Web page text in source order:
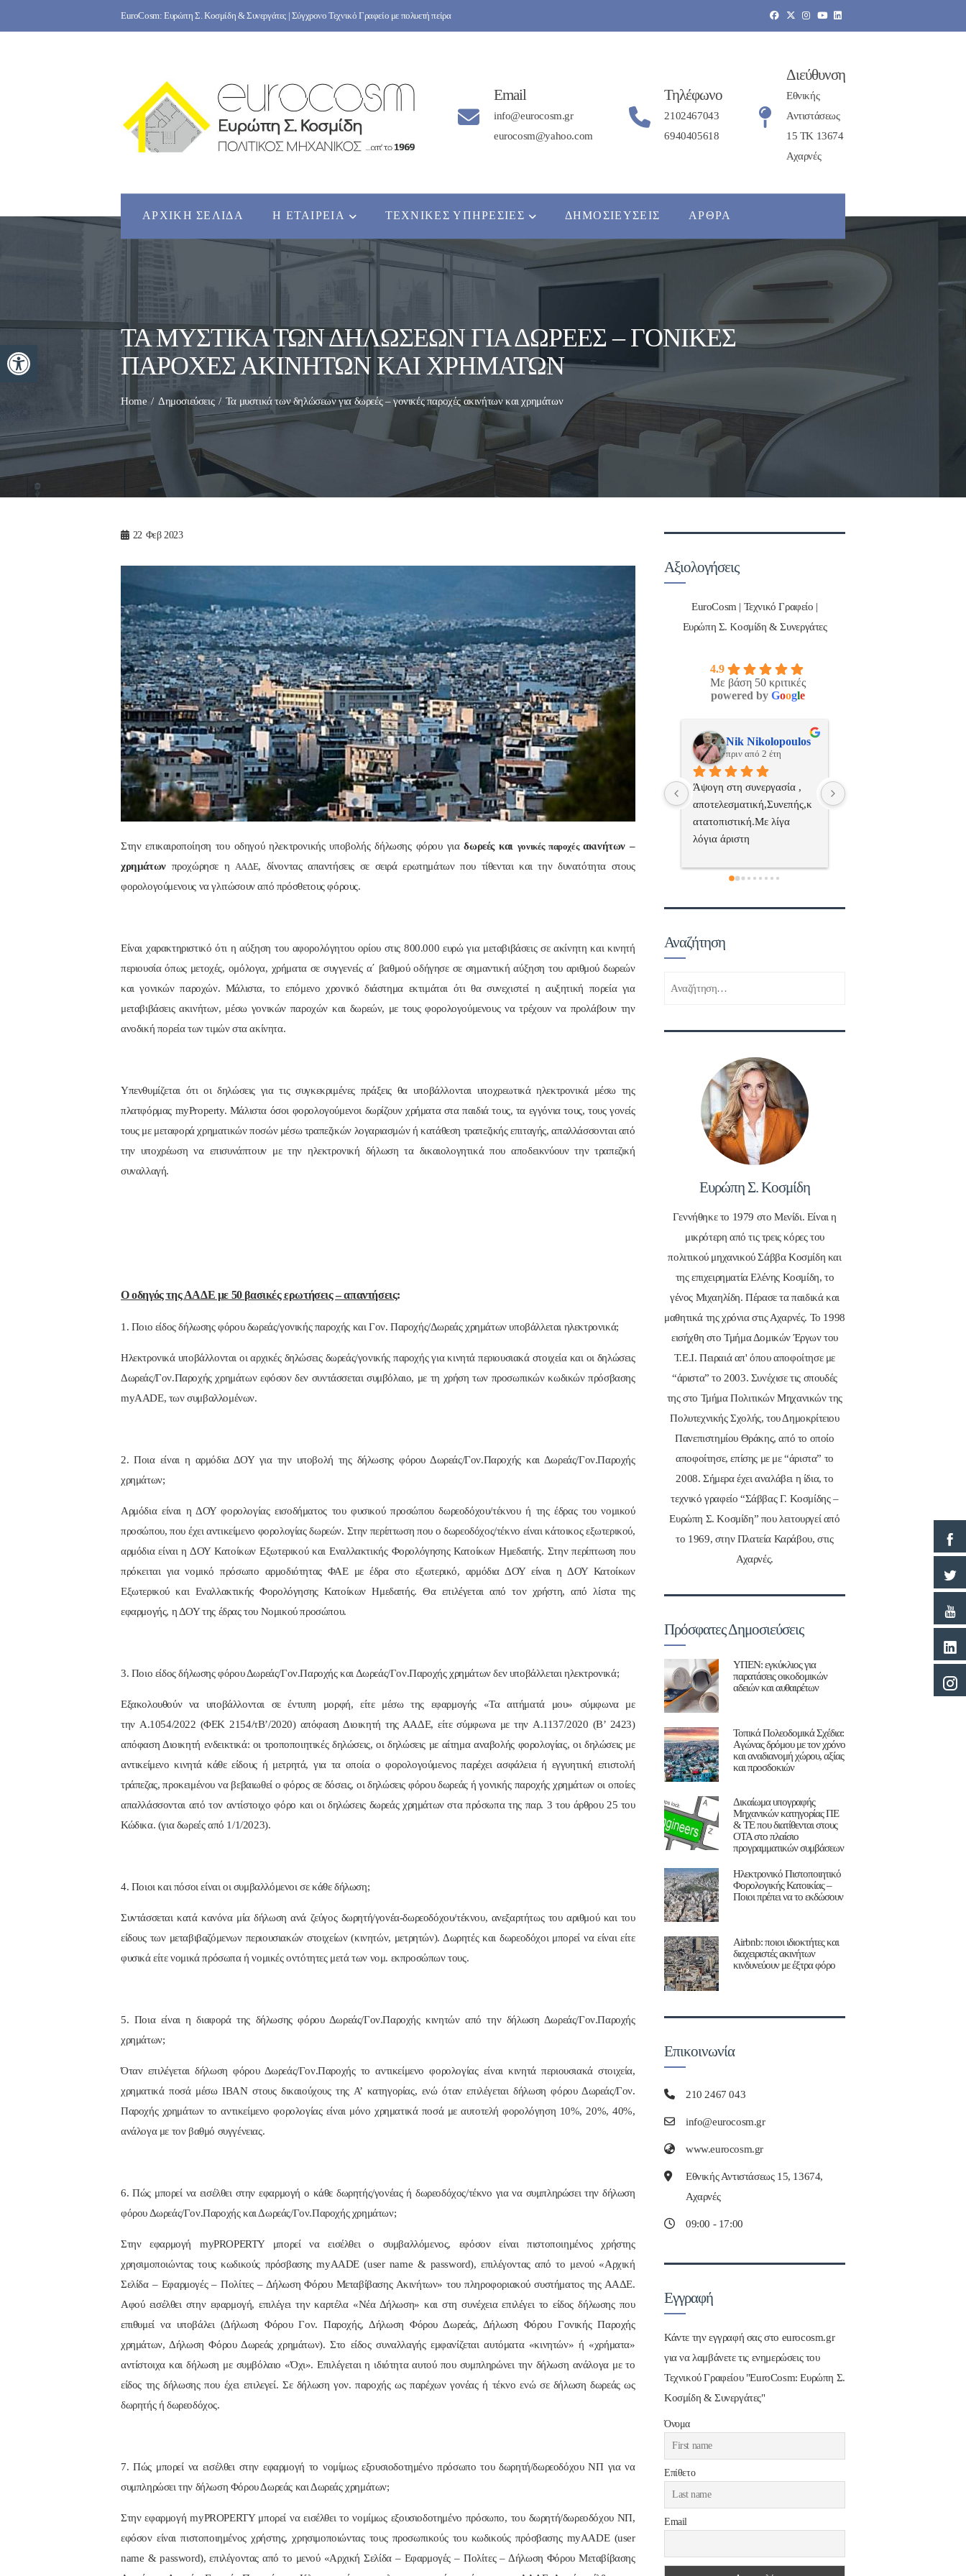
Ανοίξτε τη γραμμή εργαλείων
to
EuroCosm: Ευρώπη Σ. Κοσμίδη & Συνεργάτες | Σύγχρονο Τεχνικό Γραφείο με πολυετή πείρα
Email
info@eurocosm.gr
eurocosm@yahoo.com
Τηλέφωνο
2102467043
6940405618
Διεύθυνση
Εθνικής
Αντιστάσεως
15 ΤΚ 13674
Αχαρνές
ΑΡΧΙΚΉ ΣΕΛΊΔΑ Η ΕΤΑΙΡΕΊΑ ΤΕΧΝΙΚΈΣ ΥΠΗΡΕΣΊΕΣ ΔΗΜΟΣΙΕΎΣΕΙΣ ΆΡΘΡΑ
ΤΑ ΜΥΣΤΙΚΆ ΤΩΝ ΔΗΛΏΣΕΩΝ ΓΙΑ ΔΩΡΕΈΣ – ΓΟΝΙΚΈΣ
ΠΑΡΟΧΈΣ ΑΚΙΝΉΤΩΝ ΚΑΙ ΧΡΗΜΆΤΩΝ
Home Δημοσιεύσεις Τα μυστικά των δηλώσεων για δωρεές – γονικές παροχές ακινήτων και χρημάτων
22 Φεβ 2023
Στην επικαιροποίηση του οδηγού ηλεκτρονικής υποβολής δήλωσης φόρου γιαδωρεές και γονικές παροχέςακινήτων –
χρημάτωνπροχώρησε η ΑΑΔΕ, δίνοντας απαντήσεις σε σειρά ερωτημάτων που τίθενται και την δυνατότητα στους
φορολογούμενους να γλιτώσουν από πρόσθετους φόρους.
Είναι χαρακτηριστικό ότι η αύξηση του αφορολόγητου ορίου στις 800.000 ευρώ για μεταβιβάσεις σε ακίνητη και κινητή
περιουσία όπως μετοχές, ομόλογα, χρήματα σε συγγενείς α΄ βαθμού οδήγησε σε σημαντική αύξηση του αριθμού δωρεών
και γονικών παροχών. Μάλιστα, το επόμενο χρονικό διάστημα εκτιμάται ότι θα συνεχιστεί η αυξητική πορεία για
μεταβιβάσεις ακινήτων, μέσω γονικών παροχών και δωρεών, με τους φορολογούμενους να τρέχουν να προλάβουν την
ανοδική πορεία των τιμών στα ακίνητα.
Υπενθυμίζεται ότι οι δηλώσεις για τις συγκεκριμένες πράξεις θα υποβάλλονται υποχρεωτικά ηλεκτρονικά μέσω της
πλατφόρμας myProperty. Μάλιστα όσοι φορολογούμενοι δωρίζουν χρήματα στα παιδιά τους, τα εγγόνια τους, τους γονείς
τους με μεταφορά χρηματικών ποσών μέσω τραπεζικών λογαριασμών ή κατάθεση τραπεζικής επιταγής, απαλλάσσονται από
την υποχρέωση να επισυνάπτουν με την ηλεκτρονική δήλωση τα δικαιολογητικά που αποδεικνύουν την τραπεζική
συναλλαγή.
Ο οδηγός της ΑΑΔΕ με 50 βασικές ερωτήσεις – απαντήσεις:
1. Ποιο είδος δήλωσης φόρου δωρεάς/γονικής παροχής και Γον. Παροχής/Δωρεάς χρημάτων υποβάλλεται ηλεκτρονικά;
Ηλεκτρονικά υποβάλλονται οι αρχικές δηλώσεις δωρεάς/γονικής παροχής για κινητά περιουσιακά στοιχεία και οι δηλώσεις
Δωρεάς/Γον.Παροχής χρημάτων εφόσον δεν συντάσσεται συμβόλαιο, με τη χρήση των προσωπικών κωδικών πρόσβασης
myAADE, των συμβαλλομένων.
2. Ποια είναι η αρμόδια ΔΟΥ για την υποβολή της δήλωσης φόρου Δωρεάς/Γον.Παροχής και Δωρεάς/Γον.Παροχής
χρημάτων;
Αρμόδια είναι η ΔΟΥ φορολογίας εισοδήματος του φυσικού προσώπου δωρεοδόχου/τέκνου ή της έδρας του νομικού
προσώπου, που έχει αντικείμενο φορολογίας δωρεών. Στην περίπτωση που ο δωρεοδόχος/τέκνο είναι κάτοικος εξωτερικού,
αρμόδια είναι η ΔΟΥ Κατοίκων Εξωτερικού και Εναλλακτικής Φορολόγησης Κατοίκων Ημεδαπής. Στην περίπτωση που
πρόκειται για νομικό πρόσωπο αρμοδιότητας ΦΑΕ με έδρα στο εξωτερικό, αρμόδια ΔΟΥ είναι η ΔΟΥ Κατοίκων
Εξωτερικού και Εναλλακτικής Φορολόγησης Κατοίκων Ημεδαπής. Θα επιλέγεται από τον χρήστη, από λίστα της
εφαρμογής, η ΔΟΥ της έδρας του Νομικού προσώπου.
3. Ποιο είδος δήλωσης φόρου Δωρεάς/Γον.Παροχής και Δωρεάς/Γον.Παροχής χρημάτων δεν υποβάλλεται ηλεκτρονικά;
Εξακολουθούν να υποβάλλονται σε έντυπη μορφή, είτε μέσω της εφαρμογής «Τα αιτήματά μου» σύμφωνα με
την Α.1054/2022 (ΦΕΚ 2154/τΒ’/2020) απόφαση Διοικητή της ΑΑΔΕ, είτε σύμφωνα με την Α.1137/2020 (B’ 2423)
απόφαση Διοικητή ενδεικτικά: οι τροποποιητικές δηλώσεις, οι δηλώσεις με αίτημα αναβολής φορολογίας, οι δηλώσεις με
αντικείμενο κινητά κάθε είδους ή μετρητά, για τα οποία ο φορολογούμενος παρέχει ασφάλεια ή εγγυητική επιστολή
τράπεζας, προκειμένου να βεβαιωθεί ο φόρος σε δόσεις, οι δηλώσεις φόρου δωρεάς ή γονικής παροχής χρημάτων οι οποίες
απαλλάσσονται από τον αντίστοιχο φόρο και οι δηλώσεις δωρεάς χρημάτων στα πρόσωπα της παρ. 3 του άρθρου 25 του
Κώδικα. (για δωρεές από 1/1/2023).
4. Ποιοι και πόσοι είναι οι συμβαλλόμενοι σε κάθε δήλωση;
Συντάσσεται κατά κανόνα μία δήλωση ανά ζεύγος δωρητή/γονέα-δωρεοδόχου/τέκνου, ανεξαρτήτως του αριθμού και του
είδους των μεταβιβαζόμενων περιουσιακών στοιχείων (κινητών, μετρητών). Δωρητές και δωρεοδόχοι μπορεί να είναι είτε
φυσικά είτε νομικά πρόσωπα ή νομικές οντότητες μετά των νομ. εκπροσώπων τους.
5. Ποια είναι η διαφορά της δήλωσης φόρου Δωρεάς/Γον.Παροχής κινητών από την δήλωση Δωρεάς/Γον.Παροχής
χρημάτων;
Όταν επιλέγεται δήλωση φόρου Δωρεάς/Γον.Παροχής το αντικείμενο φορολογίας είναι κινητά περιουσιακά στοιχεία,
χρηματικά ποσά μέσω ΙΒΑΝ στους δικαιούχους της Α’ κατηγορίας, ενώ όταν επιλέγεται δήλωση φόρου Δωρεάς/Γον.
Παροχής χρημάτων το αντικείμενο φορολογίας είναι μόνο χρηματικά ποσά με αυτοτελή φορολόγηση 10%, 20%, 40%,
ανάλογα με τον βαθμό συγγένειας.
6. Πώς μπορεί να εισέλθει στην εφαρμογή ο κάθε δωρητής/γονέας ή δωρεοδόχος/τέκνο για να συμπληρώσει την δήλωση
φόρου Δωρεάς/Γον.Παροχής και Δωρεάς/Γον.Παροχής χρημάτων;
Στην εφαρμογή myPROPERTY μπορεί να εισέλθει ο συμβαλλόμενος, εφόσον είναι πιστοποιημένος χρήστης
χρησιμοποιώντας τους κωδικούς πρόσβασης myAADE (user name & password), επιλέγοντας από το μενού «Αρχική
Σελίδα – Εφαρμογές – Πολίτες – Δήλωση Φόρου Μεταβίβασης Ακινήτων» του πληροφοριακού συστήματος της ΑΑΔΕ.
Αφού εισέλθει στην εφαρμογή, επιλέγει την καρτέλα «Νέα Δήλωση» και στη συνέχεια επιλέγει το είδος δήλωσης που
επιθυμεί να υποβάλει (Δήλωση Φόρου Γον. Παροχής, Δήλωση Φόρου Δωρεάς, Δήλωση Φόρου Γονικής Παροχής
χρημάτων, Δήλωση Φόρου Δωρεάς χρημάτων). Στο είδος συναλλαγής εμφανίζεται αυτόματα «κινητών» ή «χρήματα»
αντίστοιχα και δήλωση με συμβόλαιο «Όχι». Επιλέγεται η ιδιότητα αυτού που συμπληρώνει την δήλωση ανάλογα με το
είδος της δήλωσης που έχει επιλεγεί. Σε δήλωση γον. παροχής ως παρέχων γονέας ή τέκνο ενώ σε δήλωση δωρεάς ως
δωρητής ή δωρεοδόχος.
7. Πώς μπορεί να εισέλθει στην εφαρμογή το νομίμως εξουσιοδοτημένο πρόσωπο του δωρητή/δωρεοδόχου ΝΠ για να
συμπληρώσει την δήλωση Φόρου Δωρεάς και Δωρεάς χρημάτων;
Στην εφαρμογή myPROPERTY μπορεί να εισέλθει το νομίμως εξουσιοδοτημένο πρόσωπο, του δωρητή/δωρεοδόχου ΝΠ,
εφόσον είναι πιστοποιημένος χρήστης, χρησιμοποιώντας τους προσωπικούς του κωδικούς πρόσβασης myAADE (user
name & password), επιλέγοντας από το μενού «Αρχική Σελίδα – Εφαρμογές – Πολίτες – Δήλωση Φόρου Μεταβίβασης
Αξιολογήσεις
EuroCosm | Τεχνικό Γραφείο |
Ευρώπη Σ. Κοσμίδη & Συνεργάτες
4.9
Με βάση 50 κριτικές
powered by Google
Nik Nikolopoulos
Άψογη στη συνεργασία ,
αποτελεσματική,Συνεπής,κ
ατατοπιστική.Με λίγα
Επαγγελματίας ,πάντα με
το χαμόγελο.Την
ΣΥΣΤΗΝΩ ανεπιφύλακτα..
ManosBX
πριν από 2 έτη
Επαγγελματίας  Άψογη
συνεργασία
Αναζήτηση
Ευρώπη Σ. Κοσμίδη
Γεννήθηκε το 1979 στο Μενίδι. Είναι η
μικρότερη από τις τρεις κόρες του
πολιτικού μηχανικού Σάββα Κοσμίδη και
της επιχειρηματία Ελένης Κοσμίδη, το
γένος Μιχαηλίδη. Πέρασε τα παιδικά και
μαθητικά της χρόνια στις Αχαρνές. Το 1998
εισήχθη στο Τμήμα Δομικών Έργων του
Τ.Ε.Ι. Πειραιά απ' όπου αποφοίτησε με
“άριστα” το 2003. Συνέχισε τις σπουδές
της στο Τμήμα Πολιτικών Μηχανικών της
Πολυτεχνικής Σχολής, του Δημοκρίτειου
Πανεπιστημίου Θράκης, από το οποίο
αποφοίτησε, επίσης με με “άριστα” το
2008. Σήμερα έχει αναλάβει η ίδια, το
τεχνικό γραφείο “Σάββας Γ. Κοσμίδης –
Ευρώπη Σ. Κοσμίδη” που λειτουργεί από
το 1969, στην Πλατεία Καράβου, στις
Αχαρνές.
Πρόσφατες Δημοσιεύσεις
ΥΠΕΝ: εγκύκλιος για
παρατάσεις οικοδομικών
αδειών και αυθαιρέτων
Τοπικά Πολεοδομικά Σχέδια:
Aγώνας δρόμου με τον χρόνο
και αναδιανομή χώρου, αξίας
και προσδοκιών
Δικαίωμα υπογραφής
Μηχανικών κατηγορίας ΠΕ
& ΤΕ που διατίθενται στους
ΟΤΑ στο πλαίσιο
προγραμματικών συμβάσεων
Ηλεκτρονικό Πιστοποιητικό
Φορολογικής Κατοικίας –
Ποιοι πρέπει να το εκδώσουν
Airbnb: ποιοι ιδιοκτήτες και
διαχειριστές ακινήτων
κινδυνεύουν με έξτρα φόρο
Επικοινωνία
210 2467 043
info@eurocosm.gr
www.eurocosm.gr
Εθνικής Αντιστάσεως 15, 13674,
Αχαρνές
09:00 - 17:00
Εγγραφή
Κάντε την εγγραφή σας στο eurocosm.gr
για να λαμβάνετε τις ενημερώσεις του
Τεχνικού Γραφείου "EuroCosm: Ευρώπη Σ.
Κοσμίδη & Συνεργάτες"
Όνομα
Επίθετο
Email